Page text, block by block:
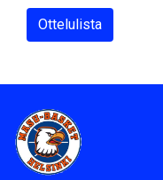
Ottelulista